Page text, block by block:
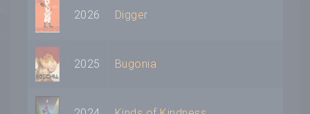
2026 Digger
2025 Bugonia